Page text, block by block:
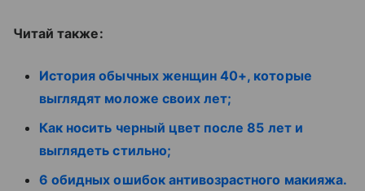
Читай также:
История обычных женщин 40+, которые
выглядят моложе своих лет;
Как носить черный цвет после 85 лет и
выглядеть стильно;
6 обидных ошибок антивозрастного макияжа.